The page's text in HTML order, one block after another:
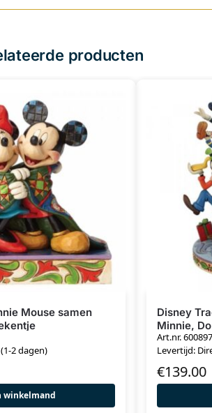
producten
Mouse samen
2 dagen)
winkelmand
Disney
Minnie,
Art.nr.
Levertijd:
€139.00